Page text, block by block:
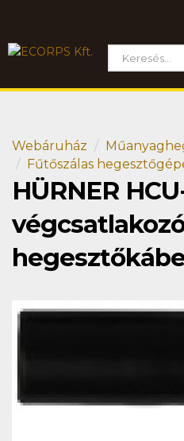
Webáruház
Fűtőszálas
HÜRNER